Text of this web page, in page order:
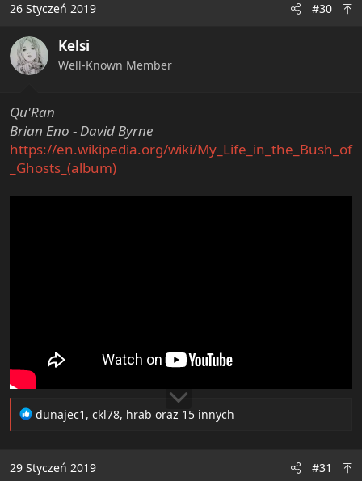
t
o
n
s
26 Styczeń 2019 #30
Kelsi
Well-Known Member
Qu'Ran
Brian Eno - David Byrne
https://en.wikipedia.org/wiki/My_Life_in_the_Bush_of
_Ghosts_(album)
R
t
dunajec1 , ckl78, hrab oraz 15 innych
29 Styczeń 2019 #31